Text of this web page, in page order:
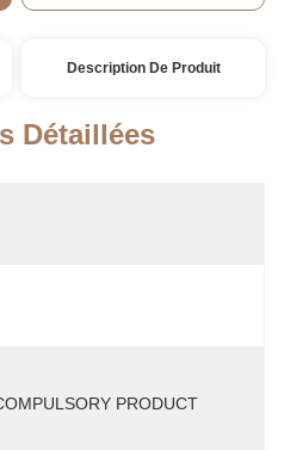
Description De Produit
Détaillées
PRODUCT